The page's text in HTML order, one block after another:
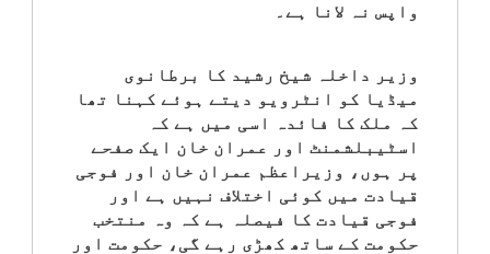
قومی
سپلیمنٹس
واپس نہ لانا ہے۔
وزیر داخلہ شیخ رشید کا برطانوی
میڈیا کو انٹرویو دیتے ہوئے کہنا تھا
کہ ملک کا فائدہ اسی میں ہے کہ
اسٹیبلشمنٹ اور عمران خان ایک صفحے
پر ہوں، وزیراعظم عمران خان اور فوجی
قیادت میں کوئی اختلاف نہیں ہے اور
فوجی قیادت کا فیصلہ ہے کہ وہ منتخب
حکومت کے ساتھ کھڑی رہے گی، حکومت اور